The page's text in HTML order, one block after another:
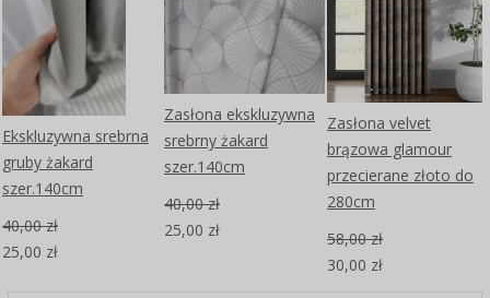
Ekskluzywna srebrna
gruby żakard
szer.140cm
40,00 zł
25,00 zł
Zasłona ekskluzywna
srebrny żakard
szer.140cm
40,00 zł
25,00 zł
Zasłona velvet
brązowa glamour
przecierane złoto do
280cm
58,00 zł
30,00 zł